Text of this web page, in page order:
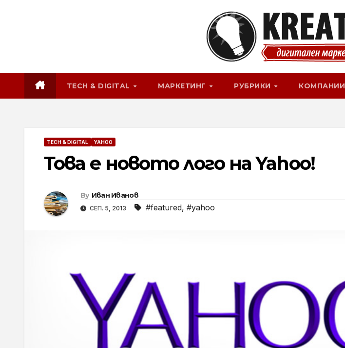
TECH & DIGITAL МАРКЕТИНГ РУБРИКИ КОМПАНИИ
TECH & DIGITAL YAHOO
Това е новото лого на Yahoo!
By Иван Иванов
СЕП. 5, 2013 #featured, #yahoo